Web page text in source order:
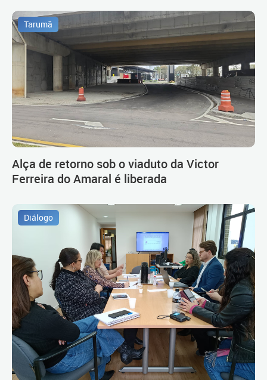
Tarumã
Alça de retorno sob o viaduto da Victor
Ferreira do Amaral é liberada
Diálogo